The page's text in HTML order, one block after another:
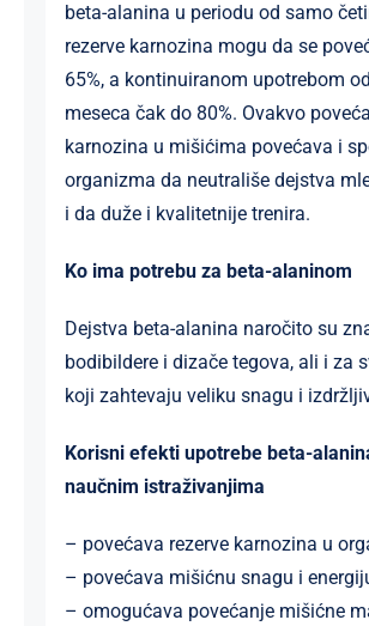
beta-alanina u periodu od samo
rezerve karnozina mogu da se
65%, a kontinuiranom upotrebom
meseca čak do 80%. Ovakvo
karnozina u mišićima povećava i
organizma da neutrališe dejstva
i da duže i kvalitetnije trenira.
Ko ima potrebu za beta-alaninom
Dejstva beta-alanina naročito su
bodibildere i dizače tegova, ali i za
koji zahtevaju veliku snagu i
Korisni efekti upotrebe beta-
naučnim istraživanjima
– povećava rezerve karnozina u
– povećava mišićnu snagu i
– omogućava povećanje mišićne